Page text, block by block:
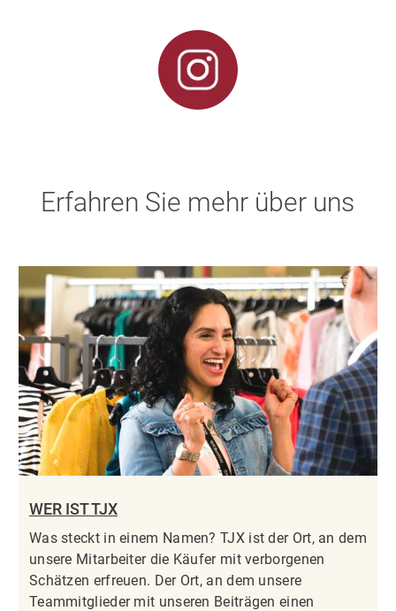
Erfahren Sie mehr über uns
WER IST TJX
Was steckt in einem Namen? TJX ist der Ort, an dem
unsere Mitarbeiter die Käufer mit verborgenen
Schätzen erfreuen. Der Ort, an dem unsere
Teammitglieder mit unseren Beiträgen einen